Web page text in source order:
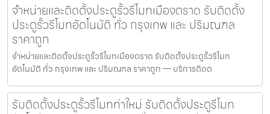
จำหน่ายและติดตั้งประตูรั้วรีโมทเมืองตราด รับติดตั้ง
ประตูรั้วรีโมทอัตโนมัติ ทั่ว กรุงเทพ และ ปริมณฑล
ราคาถูก
จำหน่ายและติดตั้งประตูรั้วรีโมทเมืองตราด รับติดตั้งประตูรั้วรีโมท
อัตโนมัติ ทั่ว กรุงเทพ และ ปริมณฑล ราคาถูก — บริการติดต
รับติดตั้งประตูรั้วรีโมทท่าใหม่ รับติดตั้งประตูรีโมท